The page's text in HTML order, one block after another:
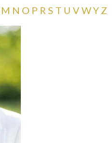
M N O P R S T U VWY Z